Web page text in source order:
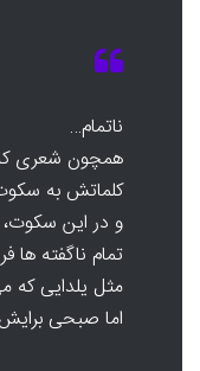
ناتمام…
همچون شعری
کلماتش به
و در این سکوت،
تمام ناگفته ها
مثل یلدایی که
اما صبحی